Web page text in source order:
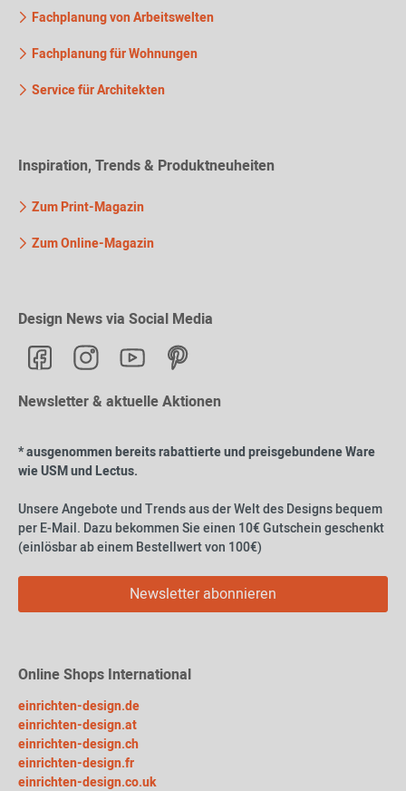
Fachplanung von Arbeitswelten
Fachplanung für Wohnungen
Service für Architekten
Inspiration, Trends & Produktneuheiten
Zum Print-Magazin
Zum Online-Magazin
Design News via Social Media
Newsletter & aktuelle Aktionen
* ausgenommen bereits rabattierte und preisgebundene Ware
wie USM und Lectus.
Unsere Angebote und Trends aus der Welt des Designs bequem
per E-Mail. Dazu bekommen Sie einen 10€ Gutschein geschenkt
(einlösbar ab einem Bestellwert von 100€)
Newsletter abonnieren
Online Shops International
einrichten-design.de
einrichten-design.at
einrichten-design.ch
einrichten-design.fr
einrichten-design.co.uk